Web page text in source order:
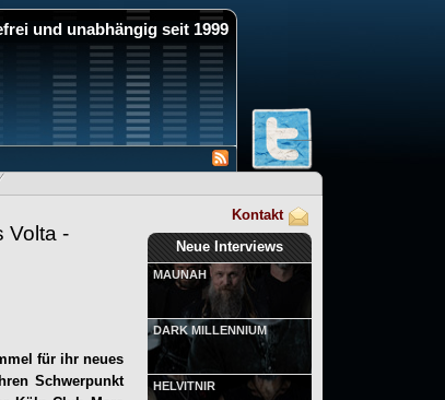
und unabhängig seit 1999
Kontakt
Neue Interviews
MAUNAH
DARK MILLENNIUM
HELVITNIR
Volta -
für ihr neues
Schwerpunkt